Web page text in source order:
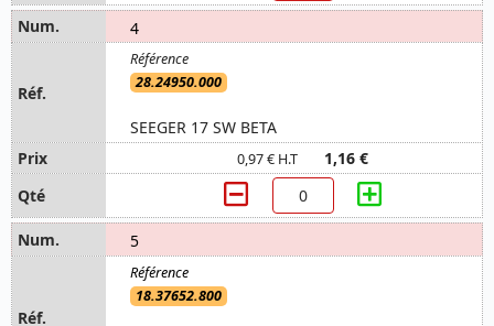
4
28.24950.000
SEEGER 17 SW BETA
0,97 € H.T 1,16 €
5
18.37652.800